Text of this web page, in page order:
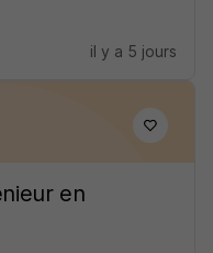
il y a 5 jours
en